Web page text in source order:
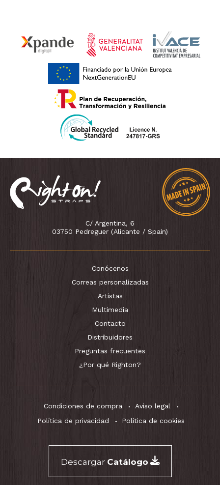
C/ Argentina, 6
03750 Pedreguer (Alicante / Spain)
Conócenos
Correas personalizadas
Artistas
Multimedia
Contacto
Distribuidores
Preguntas frecuentes
¿Por qué Righton?
Condiciones de compra
Aviso legal
Política de privacidad
Política de cookies
Descargar Catálogo